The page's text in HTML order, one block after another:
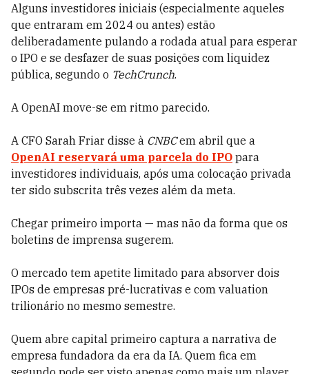
Alguns investidores iniciais (especialmente aqueles
que entraram em 2024 ou antes) estão
deliberadamente pulando a rodada atual para esperar
o IPO e se desfazer de suas posições com liquidez
pública, segundo o TechCrunch.
A OpenAI move-se em ritmo parecido.
A CFO Sarah Friar disse à CNBCem abril que a
OpenAI reservará uma parcela do IPO para
investidores individuais, após uma colocação privada
ter sido subscrita três vezes além da meta.
Chegar primeiro importa — mas não da forma que os
boletins de imprensa sugerem.
O mercado tem apetite limitado para absorver dois
IPOs de empresas pré-lucrativas e com valuation
trilionário no mesmo semestre.
Quem abre capital primeiro captura a narrativa de
empresa fundadora da era da IA. Quem fica em